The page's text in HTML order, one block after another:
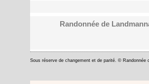
Randonnée de
Sous réserve de changement et de parité. © Randonnée